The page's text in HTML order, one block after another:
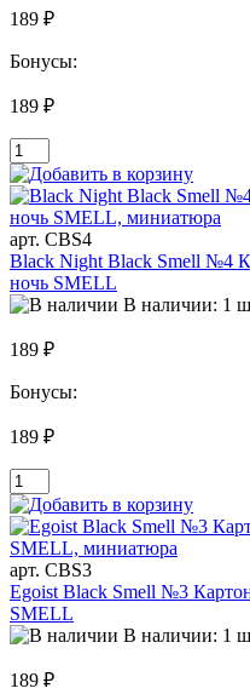
189 ₽
Бонусы:
189 ₽
арт. CBS4
Black Night Black Smell №4
ночь SMELL
В наличии: 1
189 ₽
Бонусы:
189 ₽
арт. CBS3
Egoist Black Smell №3
SMELL
В наличии: 1
189 ₽